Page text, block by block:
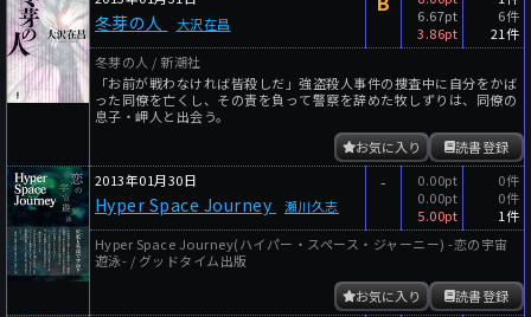
冬芽の人 大沢在昌
6.67pt
3.86pt
6件
21件
冬芽の人 / 新潮社
「お前が戦わなければ皆殺しだ」強盗殺人事件の捜査中に自分をかば
った同僚を亡くし、その責を負って警察を辞めた牧しずりは、同僚の
息子・岬人と出会う。
読書登録
お気に入り
2013年01月30日
Hyper Space Journey 瀬川久志
-
0.00pt
0.00pt
5.00pt
0件
0件
1件
Hyper Space Journey(ハイパー・スペース・ジャーニー) -恋の宇宙
遊泳- / グッドタイム出版
読書登録
お気に入り